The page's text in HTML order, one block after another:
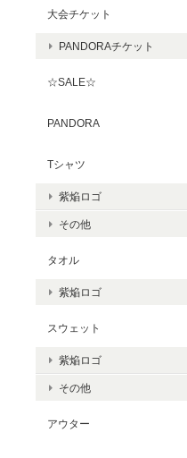
大会チケット
PANDORAチケット
☆SALE☆
PANDORA
Tシャツ
紫焔ロゴ
その他
タオル
紫焔ロゴ
スウェット
紫焔ロゴ
その他
アウター